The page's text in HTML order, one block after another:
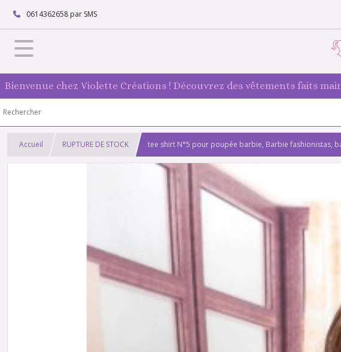
0614362658 par SMS
Bienvenue chez Violette Créations ! Découvrez des vêtements faits
Accueil RUPTURE DE STOCK tee shirt N°5 pour poupée barbie, Barbie fashionistas,